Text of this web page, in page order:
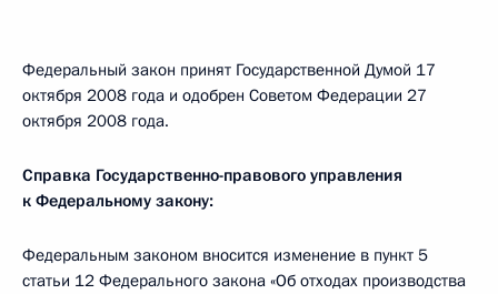
Федеральный закон принят Государственной Думой 17
октября 2008 года и одобрен Советом Федерации 27
октября 2008 года.
Справка Государственно-правового управления
к Федеральному закону:
Федеральным законом вносится изменение в пункт 5
статьи 12 Федерального закона «Об отходах производства